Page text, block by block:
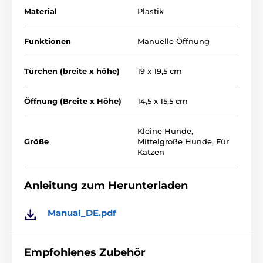
Hauptfunktionen
Vier-Positionen-Verriegelung- in alle Richtungen
oder nur raus.
Durchgang eines Hundes oder einer Katze. Kein
Material Plastik
Funktionen Manuelle Öffnung
Türchen (breite x höhe) 19 x 19,5 cm
Öffnung (Breite x Höhe) 14,5 x 15,5 cm
Größe
Kleine Hunde,
Mittelgroße Hunde, Für
Katzen
Anleitung zum Herunterladen
Manual_DE.pdf
Empfohlenes Zubehör